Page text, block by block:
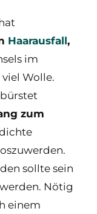
Haarausfall,
im
Wolle.
zum
sollte sein
werden. Nötig
einem